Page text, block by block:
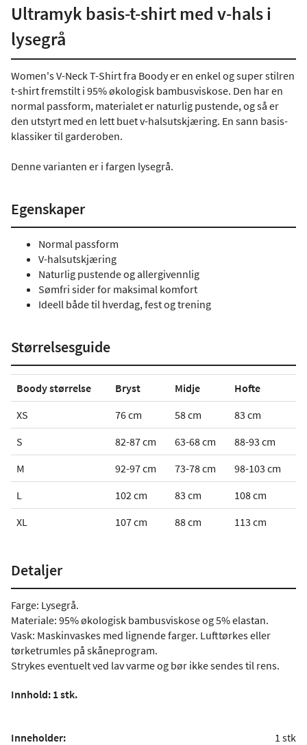
Ultramyk basis-t-shirt med v-hals i
lysegrå
Women's V-Neck T-Shirt fra Boody er en enkel og super stilren
t-shirt fremstilt i 95% økologisk bambusviskose. Den har en
normal passform, materialet er naturlig pustende, og så er
den utstyrt med en lett buet v-halsutskjæring. En sann basis-
klassiker til garderoben.
Denne varianten er i fargen lysegrå.
Egenskaper
Normal passform
V-halsutskjæring
Naturlig pustende og allergivennlig
Sømfri sider for maksimal komfort
Ideell både til hverdag, fest og trening
Størrelsesguide
Boody størrelse Bryst Midje
Hofte
XS
76 cm 58 cm
83 cm
S
82-87 cm 63-68 cm
88-93 cm
M
92-97 cm 73-78 cm
98-103 cm
L
102 cm 83 cm
108 cm
XL
107 cm 88 cm 113 cm
Detaljer
Farge: Lysegrå.
Materiale: 95% økologisk bambusviskose og 5% elastan.
Vask: Maskinvaskes med lignende farger. Lufttørkes eller
tørketrumles på skåneprogram.
Strykes eventuelt ved lav varme og bør ikke sendes til rens.
Innhold: 1 stk.
Inneholder: 1 stk